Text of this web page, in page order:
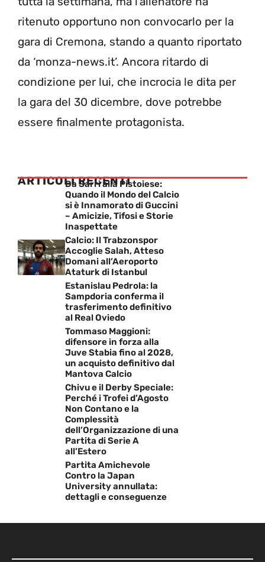
ritenuto opportuno non convocarlo per la
gara di Cremona, stando a quanto riportato
da ‘monza-news.it’. Ancora ritardo di
condizione per lui, che incrocia le dita per
la gara del 30 dicembre, dove potrebbe
essere finalmente protagonista.
ARTICOLI RECENTI
Da Sarri alla Pistoiese:
Quando il Mondo del Calcio
si è Innamorato di Guccini
– Amicizie, Tifosi e Storie
Inaspettate
Calcio: Il Trabzonspor
Accoglie Salah, Atteso
Domani all’Aeroporto
Ataturk di Istanbul
Estanislau Pedrola: la
Sampdoria conferma il
trasferimento definitivo
al Real Oviedo
Tommaso Maggioni:
difensore in forza alla
Juve Stabia fino al 2028,
un acquisto definitivo dal
Mantova Calcio
Chivu e il Derby Speciale:
Perché i Trofei d’Agosto
Non Contano e la
Complessità
dell’Organizzazione di una
Partita di Serie A
all’Estero
Partita Amichevole
Contro la Japan
University annullata:
dettagli e conseguenze